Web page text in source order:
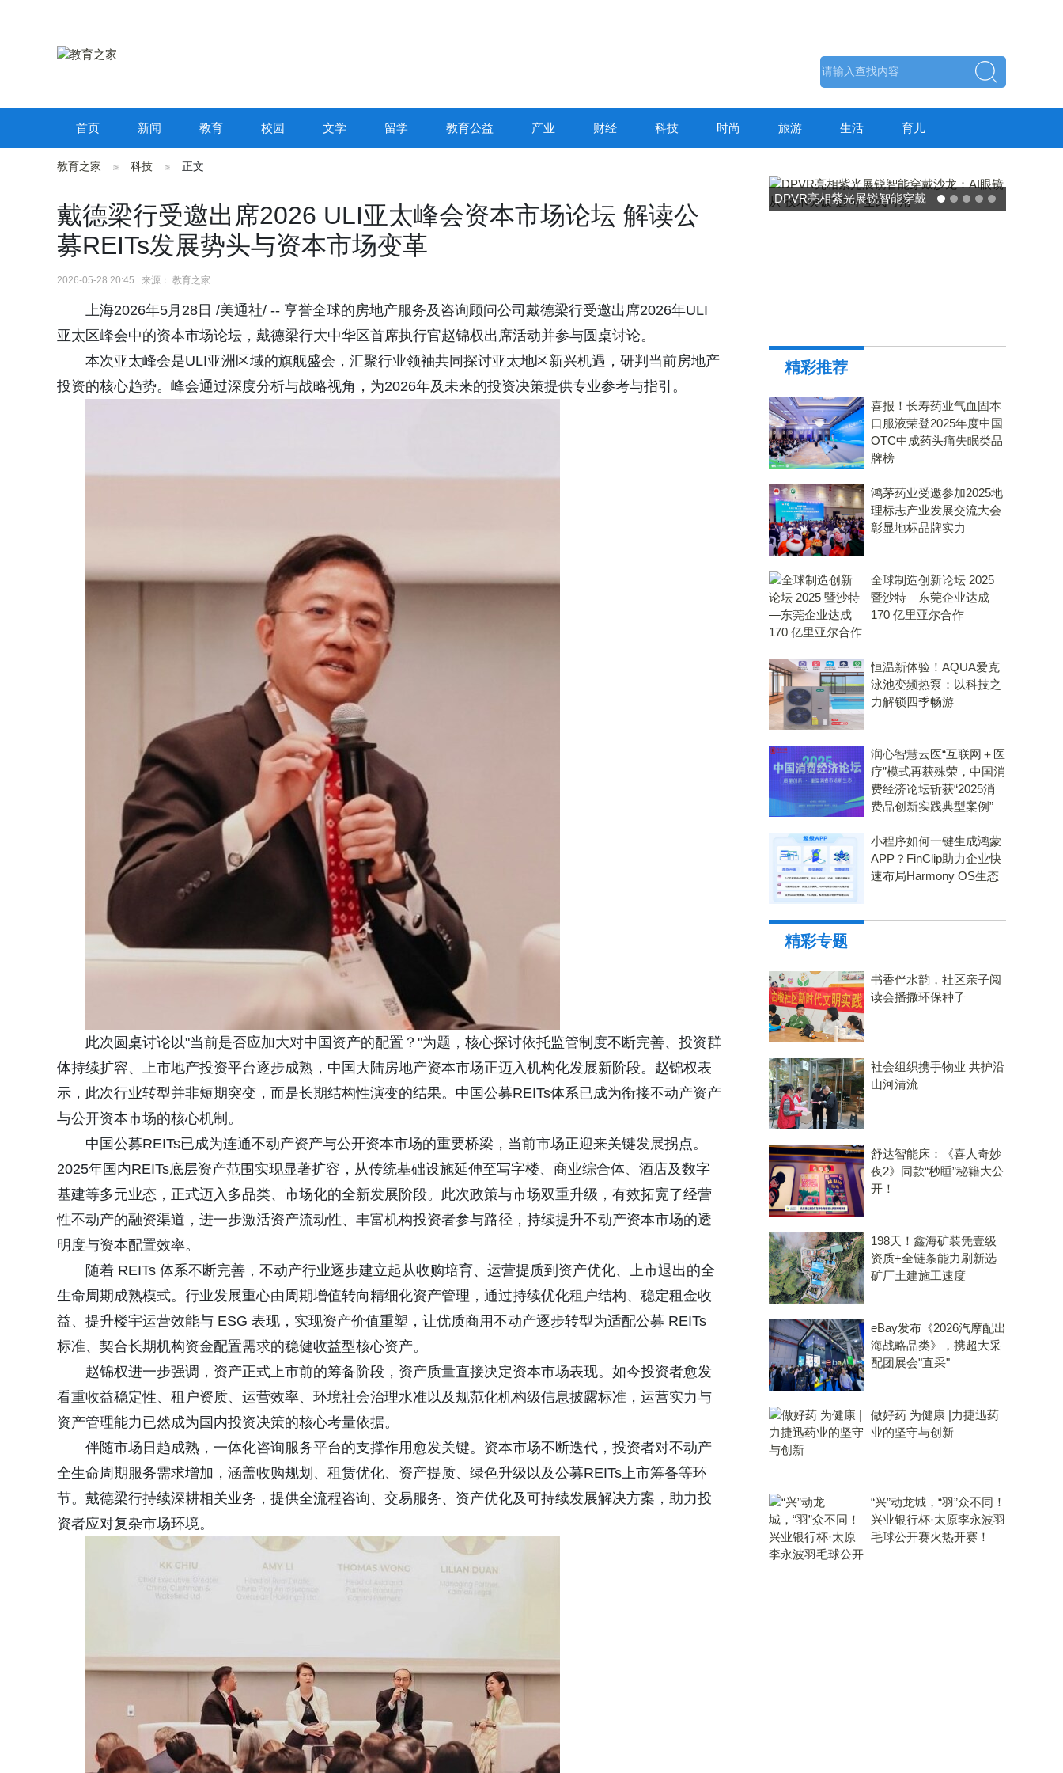
首页 新闻 教育 校园 文学 留学 教育公益 产业 财经 科技 时尚 旅游 生活 育儿
教育之家 科技 正文
戴德梁行受邀出席2026 ULI亚太峰会资本市场论坛 解读公
募REITs发展势头与资本市场变革
2026-05-28 20:45 来源： 教育之家
上海2026年5月28日 /美通社/ -- 享誉全球的房地产服务及咨询顾问公司戴德梁行受邀出席2026年ULI
亚太区峰会中的资本市场论坛，戴德梁行大中华区首席执行官赵锦权出席活动并参与圆桌讨论。
本次亚太峰会是ULI亚洲区域的旗舰盛会，汇聚行业领袖共同探讨亚太地区新兴机遇，研判当前房地产
投资的核心趋势。峰会通过深度分析与战略视角，为2026年及未来的投资决策提供专业参考与指引。
此次圆桌讨论以"当前是否应加大对中国资产的配置？"为题，核心探讨依托监管制度不断完善、投资群
体持续扩容、上市地产投资平台逐步成熟，中国大陆房地产资本市场正迈入机构化发展新阶段。赵锦权表
示，此次行业转型并非短期突变，而是长期结构性演变的结果。中国公募REITs体系已成为衔接不动产资产
与公开资本市场的核心机制。
中国公募REITs已成为连通不动产资产与公开资本市场的重要桥梁，当前市场正迎来关键发展拐点。
2025年国内REITs底层资产范围实现显著扩容，从传统基础设施延伸至写字楼、商业综合体、酒店及数字
基建等多元业态，正式迈入多品类、市场化的全新发展阶段。此次政策与市场双重升级，有效拓宽了经营
性不动产的融资渠道，进一步激活资产流动性、丰富机构投资者参与路径，持续提升不动产资本市场的透
明度与资本配置效率。
随着 REITs 体系不断完善，不动产行业逐步建立起从收购培育、运营提质到资产优化、上市退出的全
生命周期成熟模式。行业发展重心由周期增值转向精细化资产管理，通过持续优化租户结构、稳定租金收
益、提升楼宇运营效能与 ESG 表现，实现资产价值重塑，让优质商用不动产逐步转型为适配公募 REITs
标准、契合长期机构资金配置需求的稳健收益型核心资产。
赵锦权进一步强调，资产正式上市前的筹备阶段，资产质量直接决定资本市场表现。如今投资者愈发
看重收益稳定性、租户资质、运营效率、环境社会治理水准以及规范化机构级信息披露标准，运营实力与
资产管理能力已然成为国内投资决策的核心考量依据。
伴随市场日趋成熟，一体化咨询服务平台的支撑作用愈发关键。资本市场不断迭代，投资者对不动产
全生命周期服务需求增加，涵盖收购规划、租赁优化、资产提质、绿色升级以及公募REITs上市筹备等环
节。戴德梁行持续深耕相关业务，提供全流程咨询、交易服务、资产优化及可持续发展解决方案，助力投
资者应对复杂市场环境。
DPVR亮相紫光展锐智能穿戴
荣膺2025食品营养健
精彩推荐
喜报！长寿药业气血固本
口服液荣登2025年度中国
OTC中成药头痛失眠类品
牌榜
鸿茅药业受邀参加2025地
理标志产业发展交流大会
彰显地标品牌实力
全球制造创新论坛 2025
暨沙特—东莞企业达成
170 亿里亚尔合作
恒温新体验！AQUA爱克
泳池变频热泵：以科技之
力解锁四季畅游
润心智慧云医“互联网＋医
疗”模式再获殊荣，中国消
费经济论坛斩获“2025消
费品创新实践典型案例”
小程序如何一键生成鸿蒙
APP？FinClip助力企业快
速布局Harmony OS生态
精彩专题
书香伴水韵，社区亲子阅
读会播撒环保种子
社会组织携手物业 共护沿
山河清流
舒达智能床：《喜人奇妙
夜2》同款“秒睡”秘籍大公
开！
198天！鑫海矿装凭壹级
资质+全链条能力刷新选
矿厂土建施工速度
eBay发布《2026汽摩配出
海战略品类》，携超大采
配团展会"直采"
做好药 为健康 |力捷迅药
业的坚守与创新
“兴”动龙城，“羽”众不同！
兴业银行杯·太原李永波羽
毛球公开赛火热开赛！